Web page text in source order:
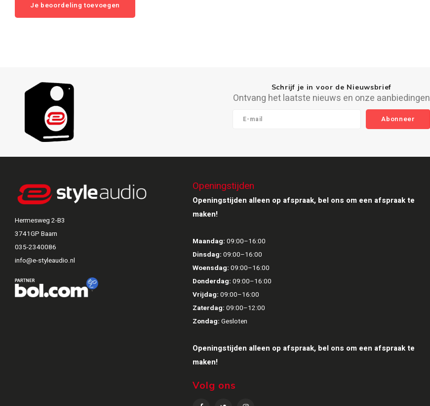
Je beoordeling toevoegen
Schrijf je in voor de Nieuwsbrief
Ontvang het laatste nieuws en onze aanbiedingen
Abonneer
Hermesweg 2-B3
3741GP Baarn
035-2340086
info@e-styleaudio.nl
Openingstijden
Openingstijden alleen op afspraak, bel ons om een afspraak te
maken!
Maandag: 09:00–16:00
Dinsdag: 09:00–16:00
Woensdag: 09:00–16:00
Donderdag: 09:00–16:00
Vrijdag: 09:00–16:00
Zaterdag: 09:00–12:00
Zondag: Gesloten
Openingstijden alleen op afspraak, bel ons om een afspraak te
maken!
Volg ons